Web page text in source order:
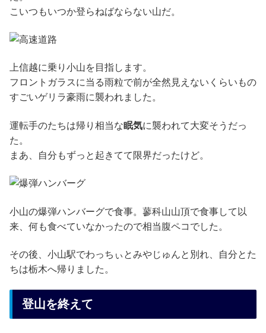
こいつもいつか登らねばならない山だ。
上信越に乗り小山を目指します。
フロントガラスに当る雨粒で前が全然見えないくらいもの
すごいゲリラ豪雨に襲われました。
運転手のたちは帰り相当な眠気に襲われて大変そうだっ
た。
まあ、自分もずっと起きてて限界だったけど。
小山の爆弾ハンバーグで食事。蓼科山山頂で食事して以
来、何も食べていなかったので相当腹ペコでした。
その後、小山駅でわっちぃとみやじゅんと別れ、自分とた
ちは栃木へ帰りました。
登山を終えて